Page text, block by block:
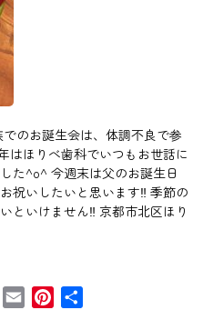
のお誕生会は、体調不良で参
ほりべ歯科でいつもお世話に
た^o^ 今週末は父のお誕生日
祝いしたいと思います‼︎ 季節の
といけません‼︎ 京都市北区ほり
Twitter
Email Pinterest